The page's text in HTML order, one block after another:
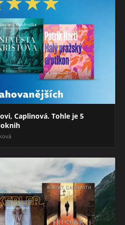
Caplinová. Tohle je 5